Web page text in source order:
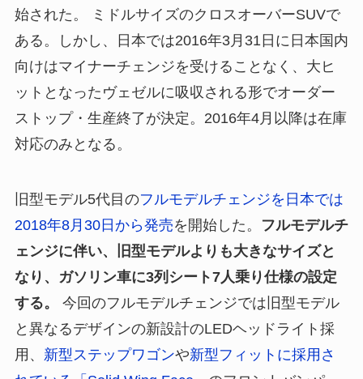
始された。 ミドルサイズのクロスオーバーSUVで
ある。しかし、日本では2016年3月31日に日本国内
向けはマイナーチェンジを受けることなく、大ヒ
ットとなったヴェゼルに吸収される形でオーダー
ストップ・生産終了が決定。2016年4月以降は在庫
対応のみとなる。
旧型モデル5代目のフルモデルチェンジを日本では
2018年8月30日から発売を開始した。
フルモデルチ
ェンジに伴い、旧型モデルよりも大きなサイズと
なり、ガソリン車に3列シート7人乗り仕様の設定
する。
今回のフルモデルチェンジでは旧型モデル
と異なるデザインの新設計のLEDヘッドライト採
用、 新型ステップワゴンや新型フィットに採用さ